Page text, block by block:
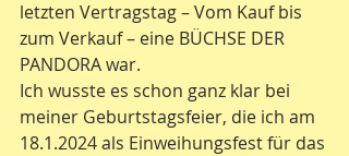
letzten Vertragstag – Vom Kauf bis
zum Verkauf – eine BÜCHSE DER
PANDORA war.
Ich wusste es schon ganz klar bei
meiner Geburtstagsfeier, die ich am
18.1.2024 als Einweihungsfest für das